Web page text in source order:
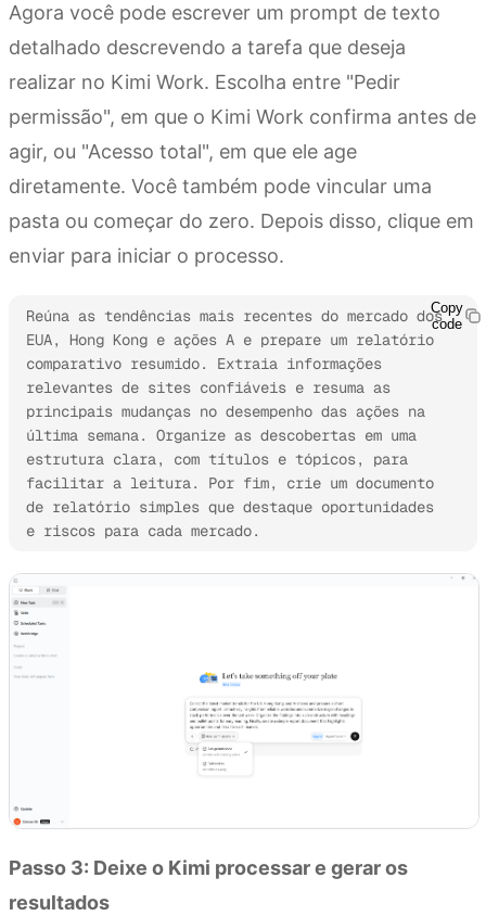
Agora você pode escrever um prompt de texto
detalhado descrevendo a tarefa que deseja
realizar no Kimi Work. Escolha entre "Pedir
permissão", em que o Kimi Work confirma antes de
agir, ou "Acesso total", em que ele age
diretamente. Você também pode vincular uma
pasta ou começar do zero. Depois disso, clique em
enviar para iniciar o processo.
Reúna as tendências mais recentes do mercado dos
EUA, Hong Kong e ações A e prepare um relatório
comparativo resumido. Extraia informações
relevantes de sites confiáveis e resuma as
principais mudanças no desempenho das ações na
última semana. Organize as descobertas em uma
estrutura clara, com títulos e tópicos, para
facilitar a leitura. Por fim, crie um documento
de relatório simples que destaque oportunidades
e riscos para cada mercado.
Copy
code
Passo 3: Deixe o Kimi processar e gerar os
resultados